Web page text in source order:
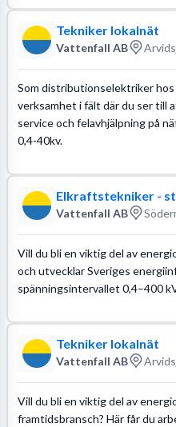
Tekniker lokalnät
Vattenfall AB
Som distributionselektriker hos
verksamhet i fält där du ser till
service och felavhjälpning på
0,4-40kv.
Elkraftstekniker -
Vattenfall AB
Vill du bli en viktig del av
och utvecklar Sveriges
spänningsintervallet 0,4–400
Tekniker lokalnät
Vattenfall AB
Vill du bli en viktig del av
framtidsbransch? Här får du